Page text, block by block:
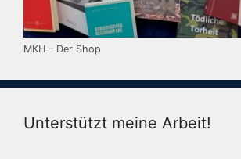
MKH – Der Shop
Unterstützt meine Arbeit!